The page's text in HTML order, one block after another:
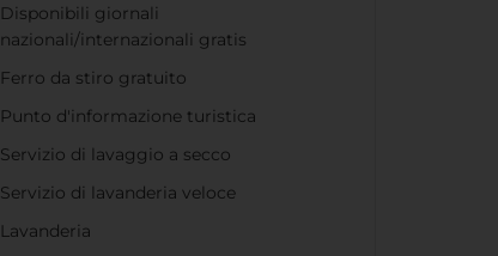
Disponibili giornali
nazionali/internazionali gratis
Ferro da stiro gratuito
Punto d'informazione turistica
Servizio di lavaggio a secco
Servizio di lavanderia veloce
Lavanderia